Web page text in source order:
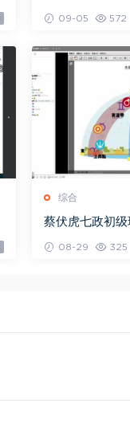
09-05 572
综合
蔡伏虎七政初
08-29 325